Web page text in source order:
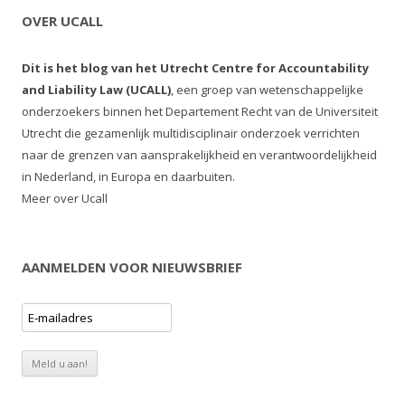
OVER UCALL
Dit is het blog van het Utrecht Centre for Accountability
and Liability Law (UCALL), een groep van wetenschappelijke
onderzoekers binnen het Departement Recht van de Universiteit
Utrecht die gezamenlijk multidisciplinair onderzoek verrichten
naar de grenzen van aansprakelijkheid en verantwoordelijkheid
in Nederland, in Europa en daarbuiten.
Meer over Ucall
AANMELDEN VOOR NIEUWSBRIEF